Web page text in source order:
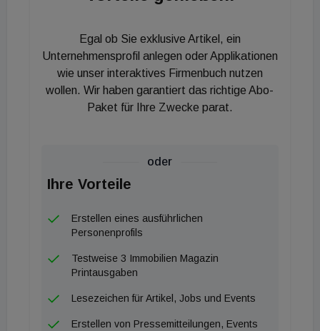
Leiterin Nachhaltigkeitsmanagement in der Gruppe
der WSE Wiener Standortentwicklung. Schmidl, ist
langjährig bereits bei der ARWAG
Immobilientreuhand und wurde jetzt als
kaufmännischer Geschäftsführer bestätigt.
Egal ob Sie exklusive Artikel, ein
Unternehmensprofil anlegen oder Applikationen
wie unser interaktives Firmenbuch nutzen
wollen. Wir haben garantiert das richtige Abo-
Paket für Ihre Zwecke parat.
oder
Ihre Vorteile
Erstellen eines ausführlichen
Personenprofils
Testweise 3 Immobilien Magazin
Printausgaben
Lesezeichen für Artikel, Jobs und Events
Erstellen von Pressemitteilungen, Events